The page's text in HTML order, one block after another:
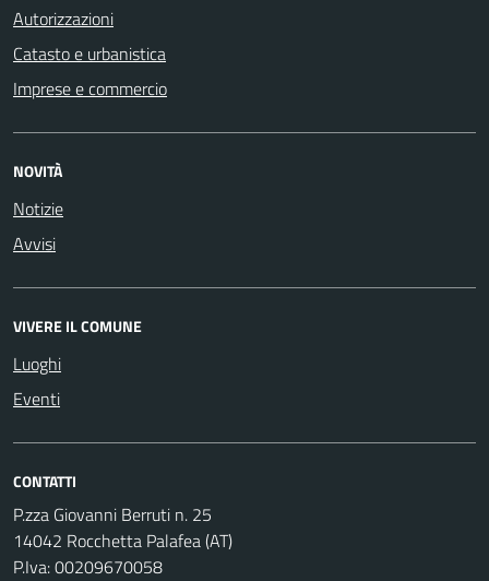
Autorizzazioni
Catasto e urbanistica
Imprese e commercio
NOVITÀ
Notizie
Avvisi
VIVERE IL COMUNE
Luoghi
Eventi
CONTATTI
P.zza Giovanni Berruti n. 25
14042 Rocchetta Palafea (AT)
P.Iva: 00209670058